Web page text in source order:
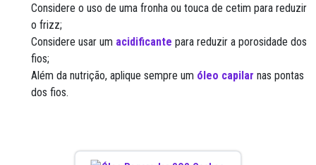
Considere o uso de uma fronha ou touca de cetim para reduzir
o frizz;
Considere usar um acidificante para reduzir a porosidade dos
fios;
Além da nutrição, aplique sempre um óleo capilar nas pontas
dos fios.